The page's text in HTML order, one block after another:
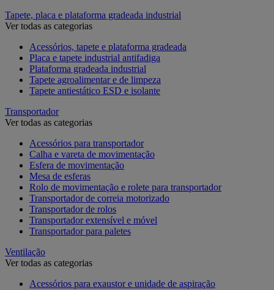
Tapete, placa e plataforma gradeada industrial
Ver todas as categorias
Acessórios, tapete e plataforma gradeada
Placa e tapete industrial antifadiga
Plataforma gradeada industrial
Tapete agroalimentar e de limpeza
Tapete antiestático ESD e isolante
Transportador
Ver todas as categorias
Acessórios para transportador
Calha e vareta de movimentação
Esfera de movimentação
Mesa de esferas
Rolo de movimentação e rolete para transportador
Transportador de correia motorizado
Transportador de rolos
Transportador extensível e móvel
Transportador para paletes
Ventilação
Ver todas as categorias
Acessórios para exaustor e unidade de aspiração